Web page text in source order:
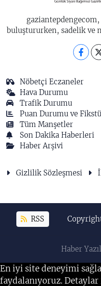
buluştururken, sadelik ve
Nöbetçi Eczaneler
Hava Durumu
Trafik Durumu
Puan Durumu ve
Tüm Manşetler
Son Dakika Haberleri
Haber Arşivi
Gizlilik Sözleşmesi
RSS
Haber
En iyi site deneyimi
faydalanıyoruz.